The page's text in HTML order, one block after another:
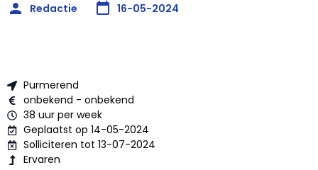
Redactie 16-05-2024
Purmerend
onbekend - onbekend
38 uur per week
Geplaatst op 14-05-2024
Solliciteren tot 13-07-2024
Ervaren